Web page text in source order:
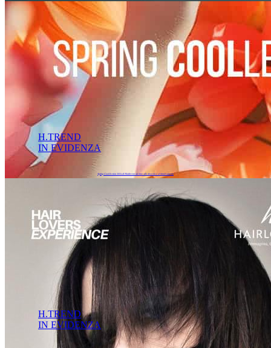
H.TREND
IN EVIDENZA
Spring Cool.lection 2024 di Hairlovers: un inno alla rinascita e al rinnovamento
H.TREND
IN EVIDENZA